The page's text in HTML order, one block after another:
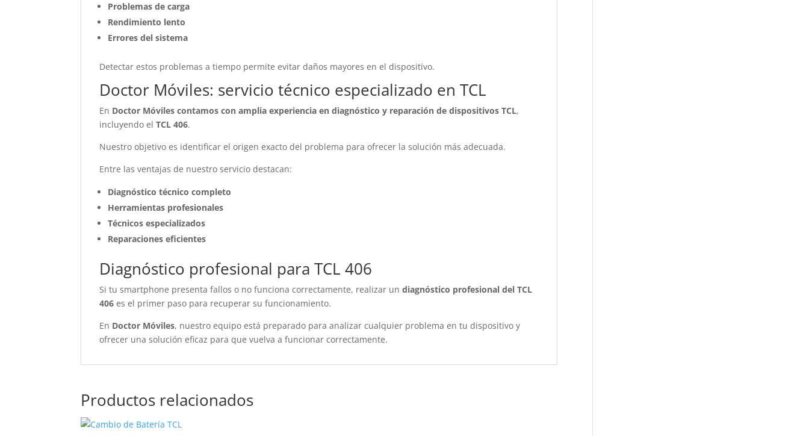
Problemas de carga
Rendimiento lento
Errores del sistema
Detectar estos problemas a tiempo permite evitar daños mayores en el dispositivo.
Doctor Móviles: servicio técnico especializado en TCL
En Doctor Móviles contamos con amplia experiencia en diagnóstico y reparación de dispositivos TCL,
incluyendo elTCL 406.
Nuestro objetivo es identificar el origen exacto del problema para ofrecer la solución más adecuada.
Entre las ventajas de nuestro servicio destacan:
Diagnóstico técnico completo
Herramientas profesionales
Técnicos especializados
Reparaciones eficientes
Diagnóstico profesional para TCL 406
Si tu smartphone presenta fallos o no funciona correctamente, realizar undiagnóstico profesional del TCL
406 es el primer paso para recuperar su funcionamiento.
En Doctor Móviles, nuestro equipo está preparado para analizar cualquier problema en tu dispositivo y
ofrecer una solución eficaz para que vuelva a funcionar correctamente.
Productos relacionados